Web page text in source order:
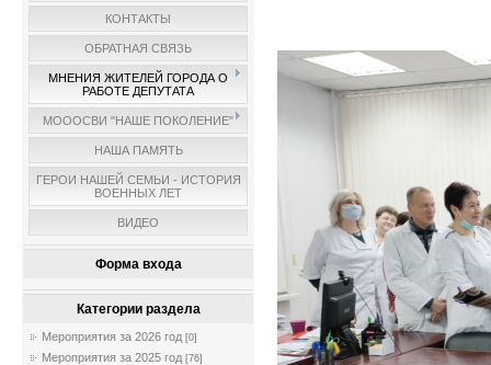
КОНТАКТЫ
ОБРАТНАЯ СВЯЗЬ
МНЕНИЯ ЖИТЕЛЕЙ ГОРОДА О
РАБОТЕ ДЕПУТАТА
МОООСВИ "НАШЕ ПОКОЛЕНИЕ"
НАША ПАМЯТЬ
ГЕРОИ НАШЕЙ СЕМЬИ - ИСТОРИЯ
ВОЕННЫХ ЛЕТ
ВИДЕО
Форма входа
Категории раздела
Мероприятия за 2026 год [0]
Мероприятия за 2025 год [76]